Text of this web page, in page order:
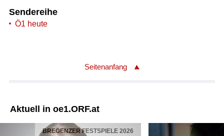
Sendereihe
Ö1 heute
Seitenanfang
Aktuell in oe1.ORF.at
BREGENZER FESTSPIELE 2026